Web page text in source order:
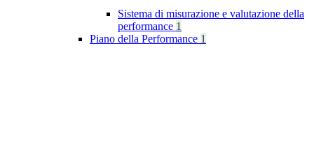
Sistema di misurazione e valutazione della
performance 1
Piano della Performance 1